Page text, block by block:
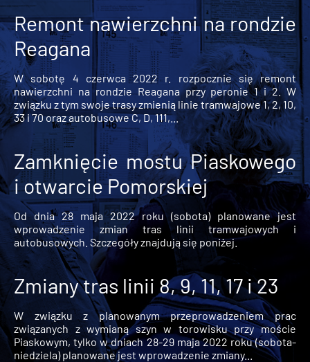
Remont nawierzchni na rondzie
Reagana
W sobotę 4 czerwca 2022 r. rozpocznie się remont
nawierzchni na rondzie Reagana przy peronie 1 i 2. W
związku z tym swoje trasy zmienią linie tramwajowe 1, 2, 10,
33 i 70 oraz autobusowe C, D, 111,...
Zamknięcie mostu Piaskowego
i otwarcie Pomorskiej
Od dnia 28 maja 2022 roku (sobota) planowane jest
wprowadzenie zmian tras linii tramwajowych i
autobusowych. Szczegóły znajdują się poniżej.
Zmiany tras linii 8, 9, 11, 17 i 23
W związku z planowanym przeprowadzeniem prac
związanych z wymianą szyn w torowisku przy moście
Piaskowym, tylko w dniach 28-29 maja 2022 roku (sobota-
niedziela) planowane jest wprowadzenie zmiany...